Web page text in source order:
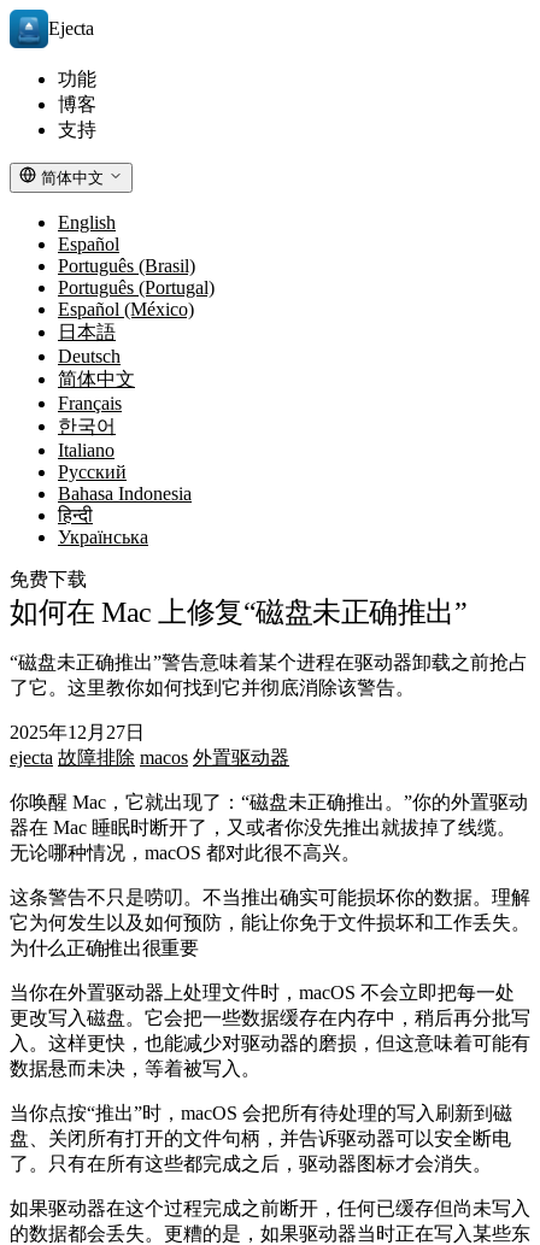
Ejecta
功能
博客
支持
简体中文
English
Español
Português (Brasil)
Português (Portugal)
Español (México)
日本語
Deutsch
简体中文
Français
한국어
Italiano
Русский
Bahasa Indonesia
हिन्दी
Українська
免费下载
如何在 Mac 上修复“磁盘未正确推出”
“磁盘未正确推出”警告意味着某个进程在驱动器卸载之前抢占
了它。这里教你如何找到它并彻底消除该警告。
2025年12月27日
ejecta 故障排除 macos 外置驱动器
你唤醒 Mac，它就出现了：“磁盘未正确推出。”你的外置驱动
器在 Mac 睡眠时断开了，又或者你没先推出就拔掉了线缆。
无论哪种情况，macOS 都对此很不高兴。
这条警告不只是唠叨。不当推出确实可能损坏你的数据。理解
它为何发生以及如何预防，能让你免于文件损坏和工作丢失。
为什么正确推出很重要
当你在外置驱动器上处理文件时，macOS 不会立即把每一处
更改写入磁盘。它会把一些数据缓存在内存中，稍后再分批写
入。这样更快，也能减少对驱动器的磨损，但这意味着可能有
数据悬而未决，等着被写入。
当你点按“推出”时，macOS 会把所有待处理的写入刷新到磁
盘、关闭所有打开的文件句柄，并告诉驱动器可以安全断电
了。只有在所有这些都完成之后，驱动器图标才会消失。
如果驱动器在这个过程完成之前断开，任何已缓存但尚未写入
的数据都会丢失。更糟的是，如果驱动器当时正在写入某些东